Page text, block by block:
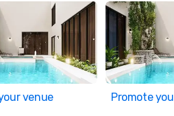
venue Promote